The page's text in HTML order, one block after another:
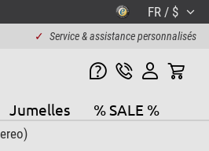
FR / $
✓ Service & assistance personnalisés
Jumelles % SALE %